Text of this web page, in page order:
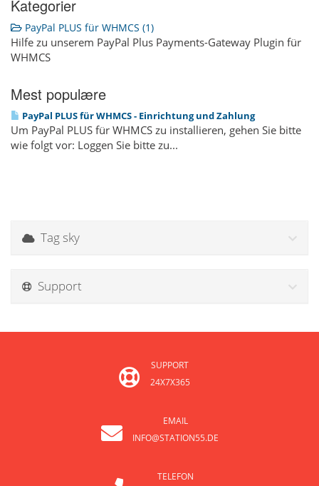
Kategorier
PayPal PLUS für WHMCS (1)
Hilfe zu unserem PayPal Plus Payments-Gateway Plugin für
WHMCS
Mest populære
PayPal PLUS für WHMCS - Einrichtung und Zahlung
Um PayPal PLUS für WHMCS zu installieren, gehen Sie bitte
wie folgt vor: Loggen Sie bitte zu...
Tag sky
Support
SUPPORT
24X7X365
EMAIL
INFO@STATION55.DE
TELEFON